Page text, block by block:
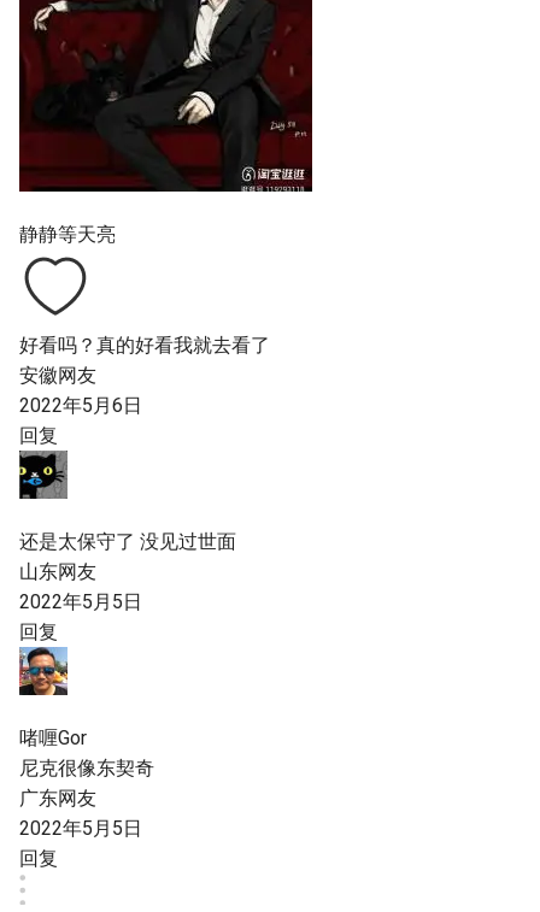
静静等天亮
好看吗？真的好看我就去看了
安徽网友
2022年5月6日
回复
还是太保守了 没见过世面
山东网友
2022年5月5日
回复
啫喱Gor
尼克很像东契奇
广东网友
2022年5月5日
回复